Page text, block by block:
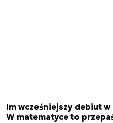
Im wcześniejszy debiut
W matematyce to